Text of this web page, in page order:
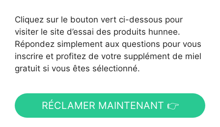
Cliquez sur le bouton vert ci-dessous pour
visiter le site d’essai des produits hunnee.
Répondez simplement aux questions pour vous
inscrire et profitez de votre supplément de miel
gratuit si vous êtes sélectionné.
RÉCLAMER MAINTENANT 👉